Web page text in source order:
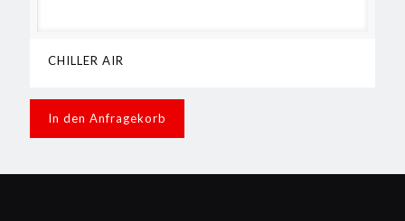
CHILLER AIR
In den Anfragekorb